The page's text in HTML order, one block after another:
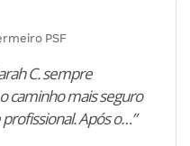
PSF
C. sempre
caminho mais seguro
Após o…”